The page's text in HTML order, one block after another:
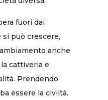
fuori dai
si può crescere,
anche
cattiveria e
Prendendo
essere la civiltà.